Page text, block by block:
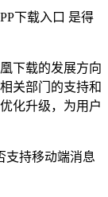
下载入口 是得
下载的发展方向
关部门的支持和
化升级，为用户
支持移动端消息